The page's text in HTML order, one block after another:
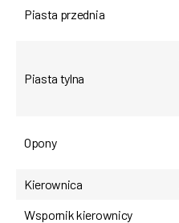
Piasta przednia
Piasta tylna
Opony
Kierownica
Wspornik kierownicy